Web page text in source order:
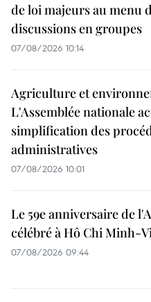
de loi majeurs au menu
discussions en groupes
07/08/2026 10:14
Agriculture et
L'Assemblée nationale
simplification des
administratives
07/08/2026 10:01
Le 59e anniversaire de
célébré à Hô Chi Minh-
07/08/2026 09:44